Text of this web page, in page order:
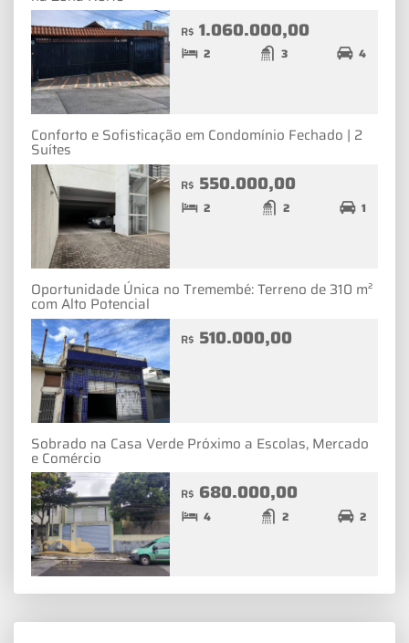
R$ 1.060.000,00
2 3 4
Conforto e Sofisticação em Condomínio Fechado | 2
Suítes
R$ 550.000,00
2 2 1
Oportunidade Única no Tremembé: Terreno de 310 m²
com Alto Potencial
R$ 510.000,00
Sobrado na Casa Verde Próximo a Escolas, Mercado
e Comércio
R$ 680.000,00
4 2 2